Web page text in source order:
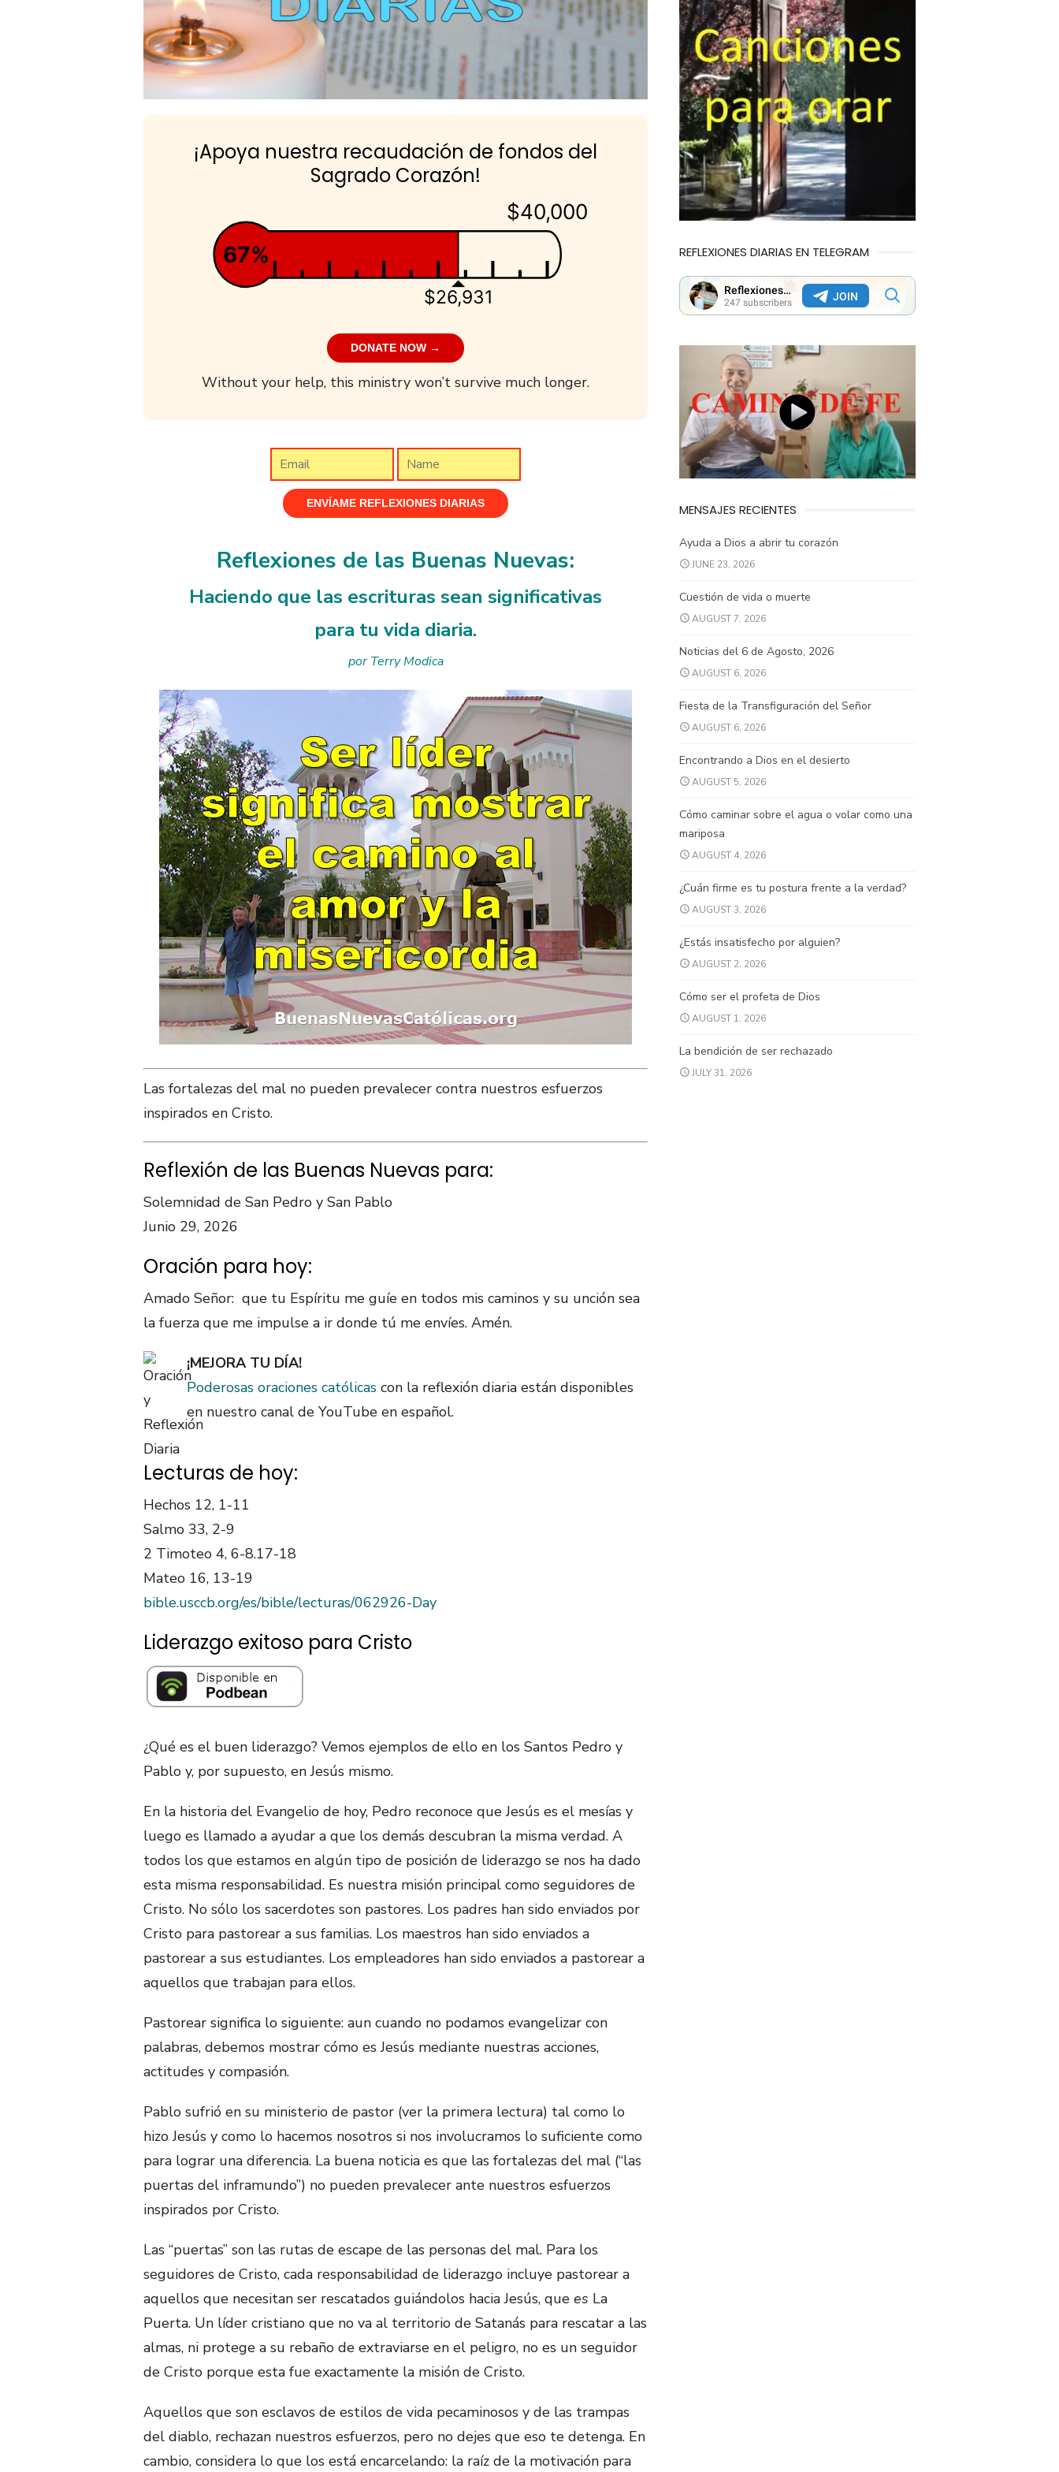
¡Apoya nuestra recaudación de fondos del
Sagrado Corazón!
$40,000
$26,931
67%
DONATE NOW →
Without your help, this ministry won’t survive much longer.
Reflexiones de las Buenas Nuevas:
Haciendo que las escrituras sean significativas
para tu vida diaria.
por Terry Modica
Las fortalezas del mal no pueden prevalecer contra nuestros esfuerzos
inspirados en Cristo.
Reflexión de las Buenas Nuevas para:
Solemnidad de San Pedro y San Pablo
Junio 29, 2026
Oración para hoy:
Amado Señor: que tu Espíritu me guíe en todos mis caminos y su unción sea
la fuerza que me impulse a ir donde tú me envíes. Amén.
¡MEJORA TU DÍA!
Poderosas oraciones católicas con la reflexión diaria están disponibles
en nuestro canal de YouTube en español.
Lecturas de hoy:
Hechos 12, 1-11
Salmo 33, 2-9
2 Timoteo 4, 6-8.17-18
Mateo 16, 13-19
bible.usccb.org/es/bible/lecturas/062926-Day
Liderazgo exitoso para Cristo
¿Qué es el buen liderazgo? Vemos ejemplos de ello en los Santos Pedro y
Pablo y, por supuesto, en Jesús mismo.
En la historia del Evangelio de hoy, Pedro reconoce que Jesús es el mesías y
luego es llamado a ayudar a que los demás descubran la misma verdad. A
todos los que estamos en algún tipo de posición de liderazgo se nos ha dado
esta misma responsabilidad. Es nuestra misión principal como seguidores de
Cristo. No sólo los sacerdotes son pastores. Los padres han sido enviados por
Cristo para pastorear a sus familias. Los maestros han sido enviados a
pastorear a sus estudiantes. Los empleadores han sido enviados a pastorear a
aquellos que trabajan para ellos.
Pastorear significa lo siguiente: aun cuando no podamos evangelizar con
palabras, debemos mostrar cómo es Jesús mediante nuestras acciones,
actitudes y compasión.
Pablo sufrió en su ministerio de pastor (ver la primera lectura) tal como lo
hizo Jesús y como lo hacemos nosotros si nos involucramos lo suficiente como
para lograr una diferencia. La buena noticia es que las fortalezas del mal (“las
puertas del inframundo”) no pueden prevalecer ante nuestros esfuerzos
inspirados por Cristo.
Las “puertas” son las rutas de escape de las personas del mal. Para los
seguidores de Cristo, cada responsabilidad de liderazgo incluye pastorear a
aquellos que necesitan ser rescatados guiándolos hacia Jesús, que es La
Puerta. Un líder cristiano que no va al territorio de Satanás para rescatar a las
almas, ni protege a su rebaño de extraviarse en el peligro, no es un seguidor
de Cristo porque esta fue exactamente la misión de Cristo.
Aquellos que son esclavos de estilos de vida pecaminosos y de las trampas
del diablo, rechazan nuestros esfuerzos, pero no dejes que eso te detenga. En
cambio, considera lo que los está encarcelando: la raíz de la motivación para
REFLEXIONES DIARIAS EN TELEGRAM
MENSAJES RECIENTES
Ayuda a Dios a abrir tu corazón
JUNE 23, 2026
Cuestión de vida o muerte
AUGUST 7, 2026
Noticias del 6 de Agosto, 2026
AUGUST 6, 2026
Fiesta de la Transfiguración del Señor
AUGUST 6, 2026
Encontrando a Dios en el desierto
AUGUST 5, 2026
Cómo caminar sobre el agua o volar como una
mariposa
AUGUST 4, 2026
¿Cuán firme es tu postura frente a la verdad?
AUGUST 3, 2026
¿Estás insatisfecho por alguien?
AUGUST 2, 2026
Cómo ser el profeta de Dios
AUGUST 1, 2026
La bendición de ser rechazado
JULY 31, 2026